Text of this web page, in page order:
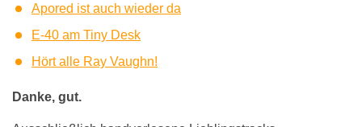
Apored ist auch wieder da
E-40 am Tiny Desk
Hört alle Ray Vaughn!
Danke, gut.